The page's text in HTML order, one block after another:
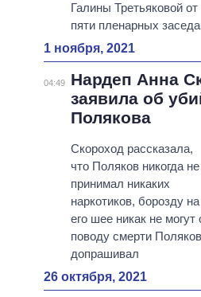
Галины Третьяковой от
пяти пленарных
1 ноября, 2021
04:49
Нардеп Анна
заявила об
Полякова
Скороход рассказала,
что Поляков никогда не
принимал никаких
наркотиков, борозду на
его шее никак не
поводу смерти
допрашивал
26 октября, 2021